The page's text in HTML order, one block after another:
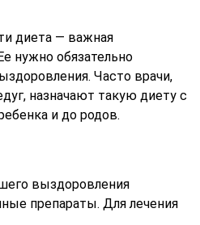
диета — важная
нужно обязательно
Часто врачи,
назначают такую диету с
и до родов.
выздоровления
препараты. Для лечения